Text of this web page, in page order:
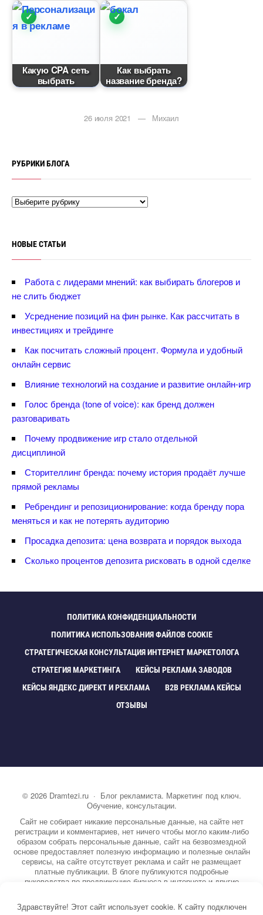
Какую CPA сеть
ыбрать
Как выбрать
название бренда?
26 июля 2021 — Михаил
РУБРИКИ БЛОГА
НОВЫЕ СТАТЬИ
Работа с лидерами мнений: как выбирать блогеров и
не слить бюджет
Усреднение позиций на фин рынке. Как рассчитать
инвестициях и трейдинге
Как посчитать сложный процент. Формула и удобный
онлайн сервис
лияние технологий на создание и развитие онлайн-игр
Голос бренда (tone of voice): как бренд должен
разговаривать
Почему продвижение игр стало отдельной
дисциплиной
Сторителлинг бренда: почему история продаёт лучше
прямой рекламы
Ребрендинг и репозиционирование: когда бренду пора
меняться и как не потерять аудиторию
Просадка депозита: цена возврата и порядок выхода
Сколько процентов депозита рисковать в одной сделке
ПОЛИТИКА КОНФИДЕНЦИАЛЬНОСТИ
ПОЛИТИКА ИСПОЛЬЗОВАНИЯ ФАЙЛОВ COOKIE
СТРАТЕГИЧЕСКАЯ КОНСУЛЬТАЦИЯ ИНТЕРНЕТ МАРКЕТОЛОГА
СТРАТЕГИЯ МАРКЕТИНГА
КЕЙСЫ РЕКЛАМА ЗАВОДО
КЕЙСЫ ЯНДЕКС ДИРЕКТ И РЕКЛАМА
B2B РЕКЛАМА КЕЙСЫ
ОТЗЫВЫ
© 2026 Dramtezi.ru· Блог рекламиста. Маркетинг под ключ.
Обучение, консультации.
Сайт не собирает никакие персональные данные, на сайте нет
регистрации и комментариев, нет ничего чтобы могло каким-либо
образом собрать персональные данные, сайт на безвозмездной
основе предоставляет полезную информацию и полезные онлайн
сервисы, на сайте отсутствует реклама и сайт не размещает
платные публикации. В блоге публикуются подробные
руководства по продвижению бизнеса в интернете и другие
информацию о маркетинге, рекламе, копирайтинге и другие темы.
На сайте опубликовано более 3000 статей.
Здравствуйте! Этот сайт использует cookie. К сайту подключен